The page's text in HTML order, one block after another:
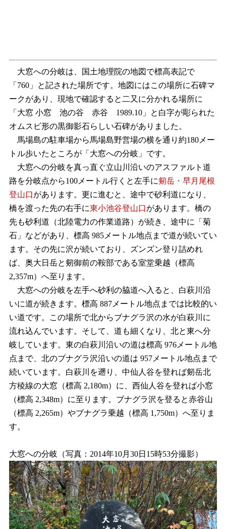
大窓への分岐は、国土地理院の地図で標高表記で
「760」と記された場所です。地図にはこの場所に石碑マ
ークがあり、現地で確認すると二又に分かれる場所に
「大窓 小窓 池の谷 赤谷 1989.10」と白字が彫られた
オムスビ形の黒御影石らしい石碑がありました。
馬場島の駐車場から馬場島野営場の横を通り約180メー
トル歩いたところが「大窓への分岐」です。
大窓への分岐を真っ直ぐ立山川沿いのアスファルト道
路を分岐点から100メートル行くと左手に剱岳・早月尾根
登山口があります。更に進むと、途中で砂利道になり、
橋を渡った先の右手に東小池谷登山口があります。橋の
先も砂利道（北陸電力の作業道路）が続き、途中に「菊
石」などがあり、標高 985メートル地点まで道が続いてい
ます。その先に沢が続いており、ズンズン登り詰めれ
ば、奥大日岳と剱御前の鞍部である室堂乗越（標高
2,357m）へ至ります。
大窓への分岐を左手へ砂利の脇道へ入ると、白萩川沿
いに道が続きます。標高 887メートル地点までは比較的い
い道です。この場所で北からブナグラ沢の水が白萩川に
流れ込んでいます。そして、道も細くなり、北と東へ分
岐しています。東の白萩川沿いの道は標高 976メートル地
点まで、北のブナグラ沢沿いの道は 957メートル地点まで
続いています。白萩川を遡り、中仙人谷を登れば剱岳北
方稜線の大窓（標高 2,180m）に、西仙人谷を登れば小窓
（標高 2,348m）に至ります。ブナグラ沢を登ると赤谷山
（標高 2,265m）やブナグラ乗越（標高 1,750m）へ至りま
す。
大窓への分岐（写真：2014年10月30日15時53分撮影）